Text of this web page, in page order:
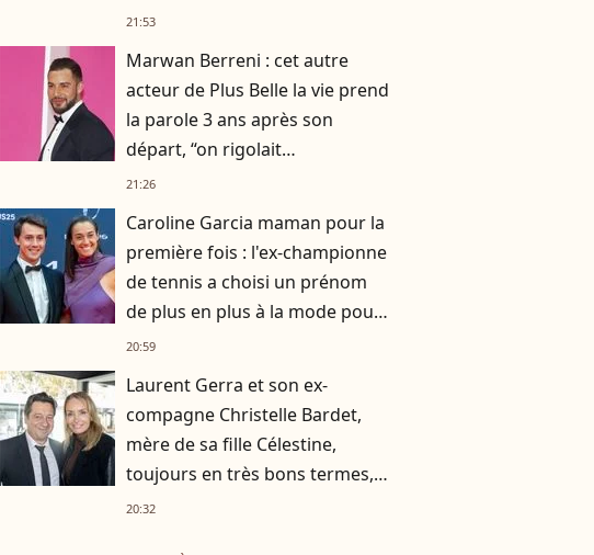
21:53
Marwan Berreni : cet autre
acteur de Plus Belle la vie prend
la parole 3 ans après son
départ, “on rigolait
énormément, on se prenait la
21:26
Caroline Garcia maman pour la
première fois : l'ex-championne
de tennis a choisi un prénom
de plus en plus à la mode pour
son fils
20:59
Laurent Gerra et son ex-
compagne Christelle Bardet,
mère de sa fille Célestine,
toujours en très bons termes,
la preuve en images
20:32